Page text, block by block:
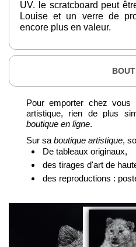
UV. le scratcboard peut
Louise et un verre de
encore plus en valeur.
Pour emporter chez
artistique, rien de plus
boutique en ligne.
Sur sa boutique artistique,
De tableaux originaux,
des tirages d'art de
des reproductions :